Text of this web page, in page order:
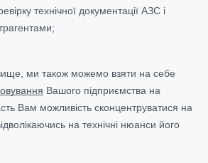
технічної документації АЗС і
ми також можемо взяти на себе
Вашого підприємства на
Вам можливість сконцентруватися на
на технічні нюанси його